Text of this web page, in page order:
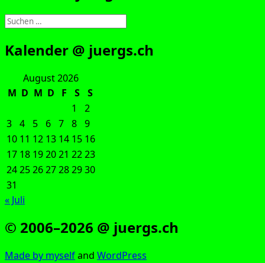
Suchen
nach:
Kalender @ juergs.ch
August 2026
M D M D F S
S
1
2
3 4 5 6 7 8 9
10 11 12 13 14 15 16
17 18 192021 2223
24252627282930
31
« Juli
© 2006–2026 @ juergs.ch
Made by mys­elfand Word­Press